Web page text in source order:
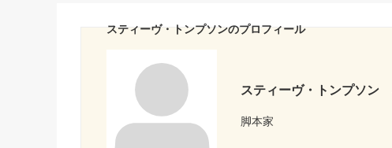
スティーヴ・トンプソンのプロフィール
スティーヴ・トンプソン
脚本家